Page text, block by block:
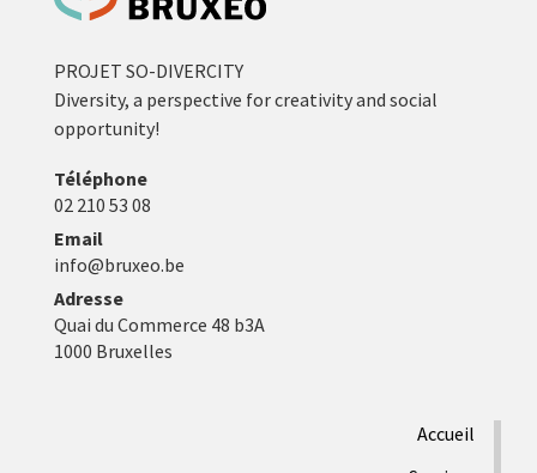
PROJET SO-DIVERCITY
Diversity, a perspective for creativity and social
opportunity!
Téléphone
02 210 53 08
Email
info@bruxeo.be
Adresse
Quai du Commerce 48 b3A
1000 Bruxelles
Accueil